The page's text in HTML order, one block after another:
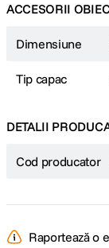
ACCESORII
Dimensiune
Tip capac
DETALII
Cod producator
Raportează o